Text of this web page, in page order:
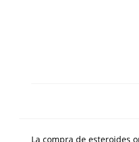
La compra de esteroides